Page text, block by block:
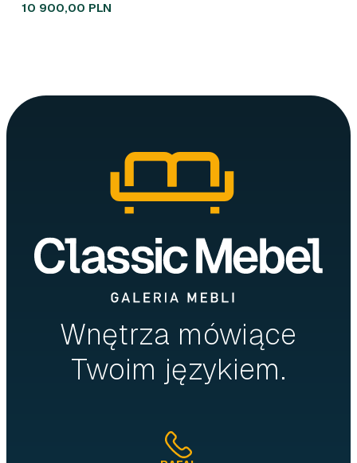
10 900,00 PLN
Wnętrza mówiące
Twoim językiem.